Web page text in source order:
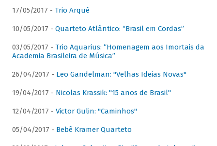
17/05/2017 - Trio Arqué
10/05/2017 - Quarteto Atlântico: “Brasil em Cordas”
03/05/2017 - Trio Aquarius: “Homenagem aos Imortais da
Academia Brasileira de Música”
26/04/2017 - Leo Gandelman: "Velhas Ideias Novas"
19/04/2017 - Nicolas Krassik: "15 anos de Brasil"
12/04/2017 - Victor Gulin: "Caminhos"
05/04/2017 - Bebê Kramer Quarteto